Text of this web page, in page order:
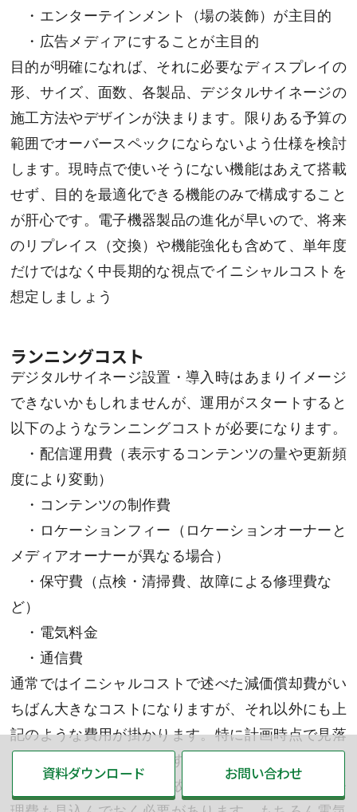
・エンターテインメント（場の装飾）が主目的
・広告メディアにすることが主目的
目的が明確になれば、それに必要なディスプレイの
形、サイズ、面数、各製品、デジタルサイネージの
施工方法やデザインが決まります。限りある予算の
範囲でオーバースペックにならないよう仕様を検討
します。現時点で使いそうにない機能はあえて搭載
せず、目的を最適化できる機能のみで構成すること
が肝心です。電子機器製品の進化が早いので、将来
のリプレイス（交換）や機能強化も含めて、単年度
だけではなく中長期的な視点でイニシャルコストを
想定しましょう
ランニングコスト
デジタルサイネージ設置・導入時はあまりイメージ
できないかもしれませんが、運用がスタートすると
以下のようなランニングコストが必要になります。
・配信運用費（表示するコンテンツの量や更新頻
度により変動）
・コンテンツの制作費
・ロケーションフィー（ロケーションオーナーと
メディアオーナーが異なる場合）
・保守費（点検・清掃費、故障による修理費な
ど）
・電気料金
・通信費
通常ではイニシャルコストで述べた減価償却費がい
ちばん大きなコストになりますが、それ以外にも上
記のような費用が掛かります。特に計画時点で見落
とされるのが、保守費です。
点検・清掃費以外にも、故障する前提で一定額の修
資料ダウンロード お問い合わせ